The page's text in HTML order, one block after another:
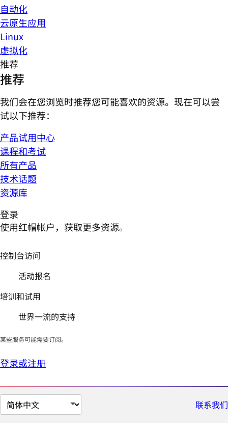
自动化
云原生应用
Linux
虚拟化
推荐
推荐
我们会在您浏览时推荐您可能喜欢的资源。现在可以尝
试以下推荐：
产品试用中心
课程和考试
所有产品
技术话题
资源库
登录
使用红帽帐户，获取更多资源。
控制台访问
活动报名
培训和试用
世界一流的支持
某些服务可能需要订阅。
登录或注册
切
换
联系我们